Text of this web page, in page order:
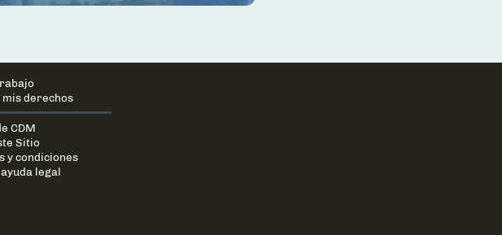
mis derechos
CDM
Sitio
y condiciones
legal